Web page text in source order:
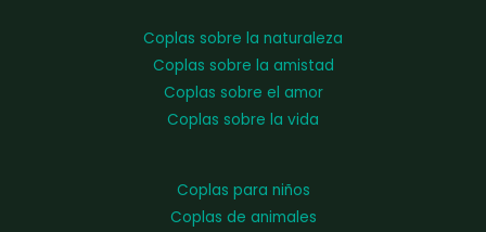
Coplas sobre la naturaleza
Coplas sobre la amistad
Coplas sobre el amor
Coplas sobre la vida
Coplas para niños
Coplas de animales